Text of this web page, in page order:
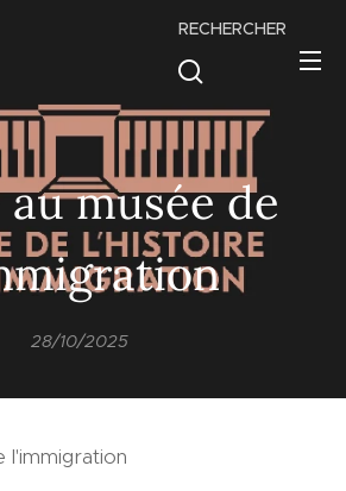
RECHERCHER
musée de
28/10/2025
l'immigration